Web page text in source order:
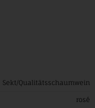
Sekt/Qualitätsschaumwein
rosé